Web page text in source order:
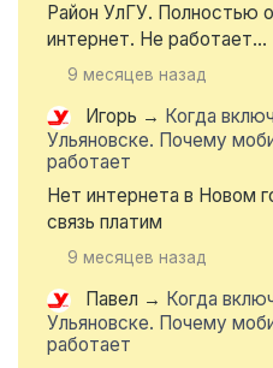
Район УлГУ. Полностью
интернет. Не работает...
9 месяцев назад
Игорь → Когда
Ульяновске. Почему
работает
Нет интернета в Новом
связь платим
9 месяцев назад
Павел → Когда
Ульяновске. Почему
работает